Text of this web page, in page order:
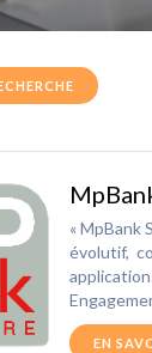
« MpBank
évolutif,
Clients
EN